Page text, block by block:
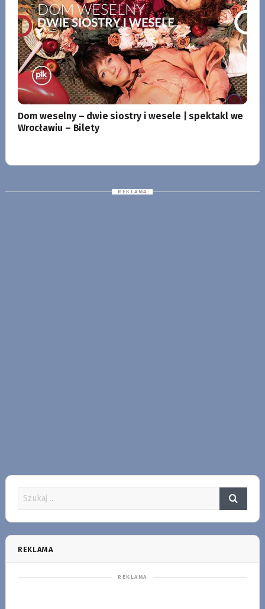
Dom weselny – dwie siostry i wesele | spektakl we
Wrocławiu – Bilety
REKLAMA